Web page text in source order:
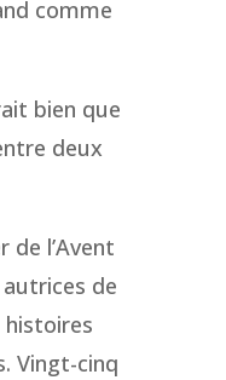
comme
bien que
deux
de l’Avent
de
Vingt-cinq